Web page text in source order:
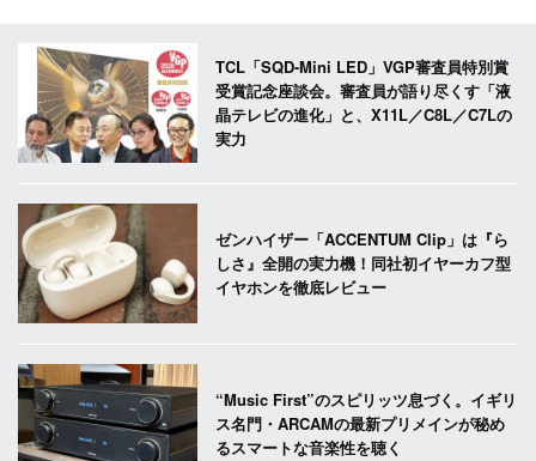
TCL「SQD-Mini LED」VGP審査員特別賞
受賞記念座談会。審査員が語り尽くす「液
晶テレビの進化」と、X11L／C8L／C7Lの
実力
ゼンハイザー「ACCENTUM Clip」は『ら
しさ』全開の実力機！同社初イヤーカフ型
イヤホンを徹底レビュー
“Music First”のスピリッツ息づく。イギリ
ス名門・ARCAMの最新プリメインが秘め
るスマートな音楽性を聴く